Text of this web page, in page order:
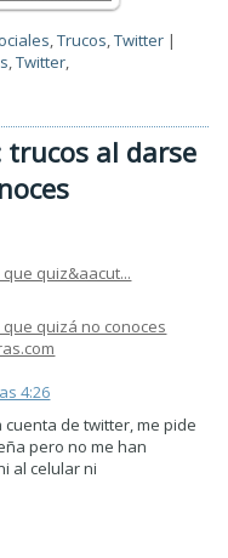
,Trucos,Twitter |
,Twitter,
al darse
quiz&aacut...
quizá no conoces
4:26
de twitter, me pide
pero no me han
al celular ni